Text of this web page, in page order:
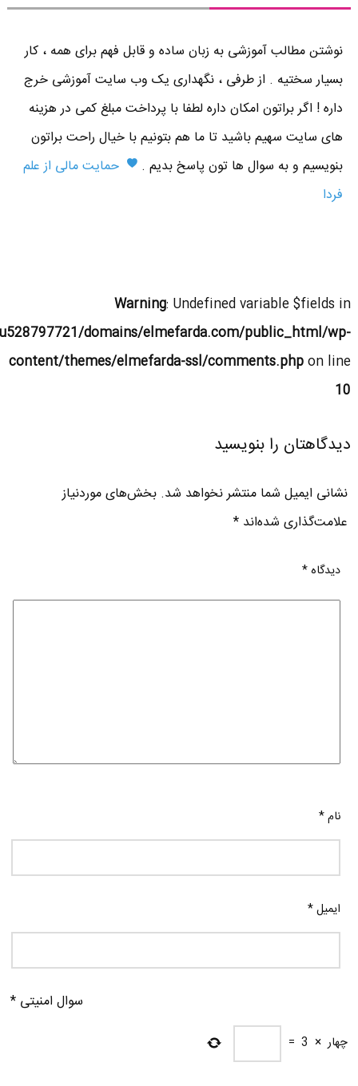
نوشتن مطالب آموزشی به زبان ساده و قابل فهم برای همه ، کار
بسیار سختیه . از طرفی ، نگهداری یک وب سایت آموزشی خرج
داره ! اگر براتون امکان داره لطفا با پرداخت مبلغ کمی در هزینه
های سایت سهیم باشید تا ما هم بتونیم با خیال راحت براتون
بنویسیم و به سوال ها تون پاسخ بدیم .
حمایت مالی از علم
فردا
Warning: Undefined variable $fields in
domains/elmefarda.com/public_html/wp-
content/themes/elmefarda-ssl/comments.phpon line
10
دیدگاهتان را بنویسید
نشانی ایمیل شما منتشر نخواهد شد. بخش‌های موردنیاز
علامت‌گذاری شده‌اند*
دیدگاه*
نام*
ایمیل*
سوال امنیتی *
چهار ×
3
=